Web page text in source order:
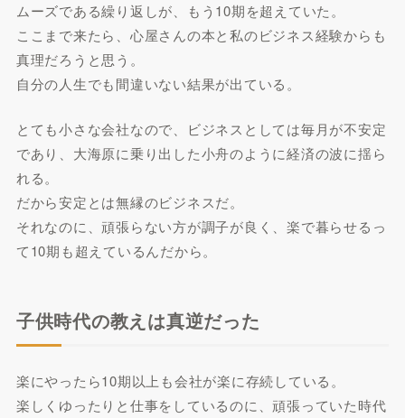
ムーズである繰り返しが、もう10期を超えていた。
ここまで来たら、心屋さんの本と私のビジネス経験からも
真理だろうと思う。
自分の人生でも間違いない結果が出ている。
とても小さな会社なので、ビジネスとしては毎月が不安定
であり、大海原に乗り出した小舟のように経済の波に揺ら
れる。
だから安定とは無縁のビジネスだ。
それなのに、頑張らない方が調子が良く、楽で暮らせるっ
て10期も超えているんだから。
子供時代の教えは真逆だった
楽にやったら10期以上も会社が楽に存続している。
楽しくゆったりと仕事をしているのに、頑張っていた時代